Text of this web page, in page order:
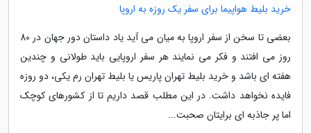
خرید بلیط هواپیما برای سفر یک روزه به اروپا
بعضی تا سخن از سفر اروپا به میان می آید یاد داستان دور جهان در 80
روز می افتند و فکر می نمایند هر سفر اروپایی باید طولانی و چندین
هفته ای باشد و خرید بلیط تهران پاریس یا بلیط تهران رم یکی، دو روزه
فایده نخواهد داشت. در این مطلب قصد داریم تا از کشورهای کوچک
اما پر جاذبه ای برایتان صحبت...